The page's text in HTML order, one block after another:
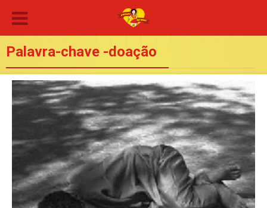
Palavra-chave -doação